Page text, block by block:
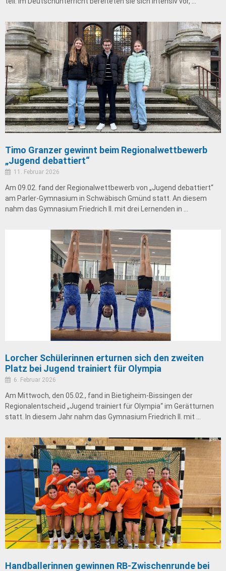
Timo Granzer gewinnt beim Regionalwettbewerb
„Jugend debattiert“
11. Februar 2026
Am 09.02. fand der Regionalwettbewerb von „Jugend debattiert“
am Parler-Gymnasium in Schwäbisch Gmünd statt. An diesem
nahm das Gymnasium Friedrich II. mit drei Lernenden in …
Lorcher Schülerinnen erturnen sich den zweiten
Platz bei Jugend trainiert für Olympia
6. Februar 2026
Am Mittwoch, den 05.02., fand in Bietigheim-Bissingen der
Regionalentscheid „Jugend trainiert für Olympia“ im Gerätturnen
statt. In diesem Jahr nahm das Gymnasium Friedrich II. mit …
Handballerinnen gewinnen RB-Zwischenrunde bei